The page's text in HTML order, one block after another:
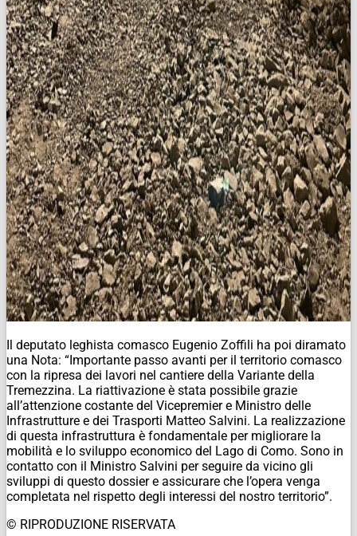
Il deputato leghista comasco Eugenio Zoffili ha poi diramato
una Nota: “Importante passo avanti per il territorio comasco
con la ripresa dei lavori nel cantiere della Variante della
Tremezzina. La riattivazione è stata possibile grazie
all’attenzione costante del Vicepremier e Ministro delle
Infrastrutture e dei Trasporti Matteo Salvini. La realizzazione
di questa infrastruttura è fondamentale per migliorare la
mobilità e lo sviluppo economico del Lago di Como. Sono in
contatto con il Ministro Salvini per seguire da vicino gli
sviluppi di questo dossier e assicurare che l’opera venga
completata nel rispetto degli interessi del nostro territorio”.
© RIPRODUZIONE RISERVATA